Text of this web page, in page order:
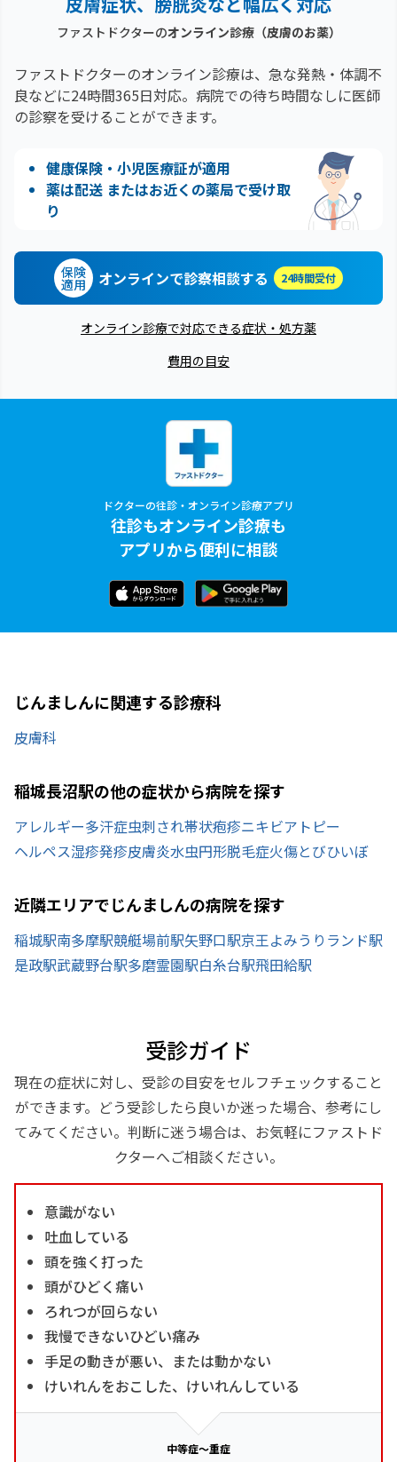
ファストドクターのオンライン診療（皮膚のお薬）
ファストドクターのオンライン診療は、急な発熱・体調不
良などに24時間365日対応。 病院での待ち時間なしに医師
の診察を受けることができます。
健康保険・小児医療証が適用
薬は配送 またはお近くの薬局で受け取
り
保険
適用 オンラインで診察相談する 24時間受付
オンライン診療で対応できる症状・処方薬
費用の目安
ドクターの往診・オンライン診療アプリ
往診もオンライン診療も
アプリから便利に相談
じんましんに関連する診療科
皮膚科
稲城長沼駅の他の症状から病院を探す
アレルギー多汗症虫刺され帯状疱疹ニキビアトピー
ヘルペス湿疹発疹皮膚炎水虫円形脱毛症火傷とびひいぼ
近隣エリアでじんましんの病院を探す
稲城駅南多摩駅競艇場前駅矢野口駅京王よみうりランド駅
是政駅武蔵野台駅多磨霊園駅白糸台駅飛田給駅
受診ガイド
現在の症状に対し、受診の目安をセルフチェックすること
ができます。どう受診したら良いか迷った場合、参考にし
てみてください。判断に迷う場合は、お気軽にファストド
クターへご相談ください。
意識がない
吐血している
頭を強く打った
頭がひどく痛い
ろれつが回らない
我慢できないひどい痛み
手足の動きが悪い、または動かない
けいれんをおこした、けいれんしている
中等症～重症